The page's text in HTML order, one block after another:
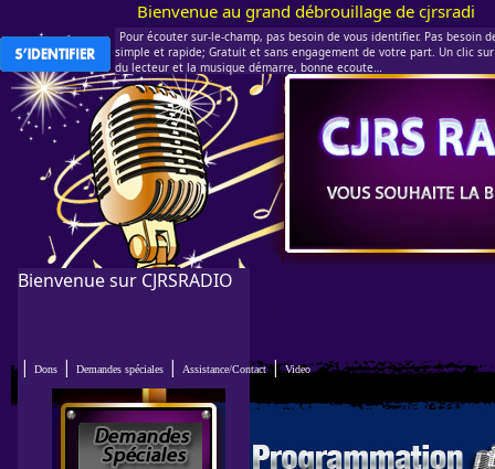
Bienvenue au grand débrouillage de
Pour écouter sur-le-champ, pas besoin de vous identifier. Pas besoin
simple et rapide; Gratuit et sans engagement de votre part. Un clic
du lecteur et la musique démarre, bonne ecoute…
Bienvenue sur CJRSRADIO
| Dons | Demandes spéciales | Assistance/Contact |Video